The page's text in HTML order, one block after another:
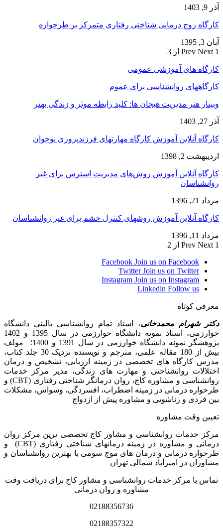
آذر 9, 1403
کارگاه زوج‌ درمانی شناختی رفتاری متمرکز بر طرحواره
آبان 3, 1395
Prev Next 1 از 3
کارگاه های آموزشی عمومی
کارگاههای روانشناسی برای عموم
وبینار هنر مدیریت هیجان ها: کلید رابطه موثر و زندگی بهتر
آذر 27, 1403
کارگاه آنلاین آموزش کارگاه مهارتهای فرزندپروری نوجوان
اردیبهشت 2, 1398
کارگاه آنلاین آموزش روش‌های مدیریت استرس برای غیر
روانشناسان
مرداد 21, 1396
کارگاه آنلاین آموزش روشهای کنترل خشم برای غیر روانشناسان
مرداد 11, 1396
Prev Next 1 از 2
Facebook Join us on Facebook
Twitter Join us on Twitter
Instagram Join us on Instagram
Linkedin Follow us
معرفی کوتاه
دکتر شهرام محمدخانی، استاد تمام روانشناسی بالینی دانشگاه
خوارزمی، استاد نمونه دانشگاه خوارزمی در سال 1395 و 1402
پژوهشگر نمونه دانشگاه خوارزمی در سال 1391 و 1400؛ مولف
بیش از 180 مقاله علمی، مترجم و نویسنده نزدیک 30 جلد کتاب،
مدرس کارگاه­ های تخصصی در زمینه ارزیابی، تشخیص و درمان
اختلالات روانشناختی و مهارت های زندگی، مدیر مرکز خدمات
روانشناسی و مشاوره کاج، روان­ درمانگر شناختی رفتاری (CBT) و
طرحواره درمانی در زمینه اضطراب، افسردگی، وسواس، مشکلات
بین فردی و زناشویی و مشاوره پیش از ازدواج
تعیین وقت مشاوره
مرکز خدمات روانشناسی و مشاور کاج تخصصی‏ ترین مرکز روان
درمانی و مشاوره در زمینه درمان‏های شناختی رفتاری (CBT) و
طرحواره درمانی و درمان های موج سومی با بهترین روانشناسان و
مشاوران در امیرآباد شمالی تهران
تماس با مرکز خدمات روانشناسی و مشاور کاج برای دریافت وقت
مشاوره و روان درمانی
02188356736
02188357322